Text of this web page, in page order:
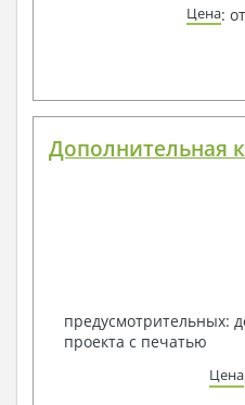
Цена: от
Дополнительная
предусмотрительных:
проекта с печатью
Цена